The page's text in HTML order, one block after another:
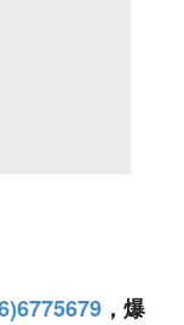
，爆